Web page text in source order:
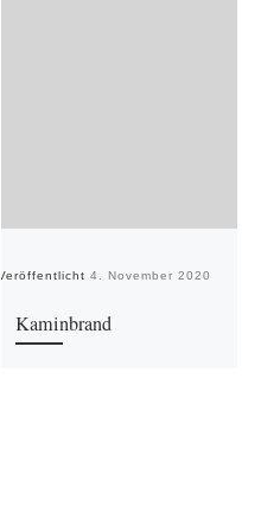
Veröffentlicht 4. November 2020
Kaminbrand